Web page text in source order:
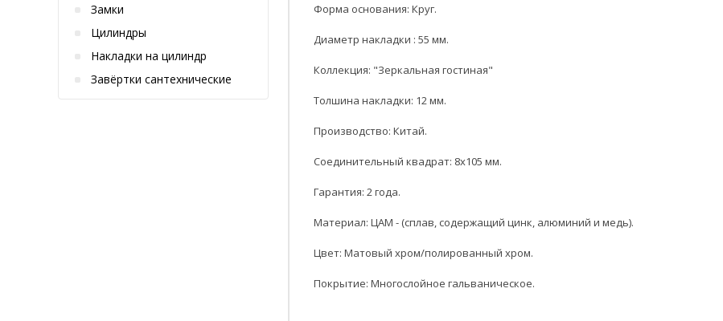
Замки
Цилиндры
Накладки на цилиндр
Завёртки сантехнические
Форма основания: Круг.
Диаметр накладки : 55 мм.
Коллекция: "Зеркальная гостиная"
Толшина накладки: 12 мм.
Производство: Китай.
Соединительный квадрат: 8x105 мм.
Гарантия: 2 года.
Материал: ЦАМ - (сплав, содержащий цинк, алюминий и медь).
Цвет: Матовый хром/полированный хром.
Покрытие: Многослойное гальваническое.